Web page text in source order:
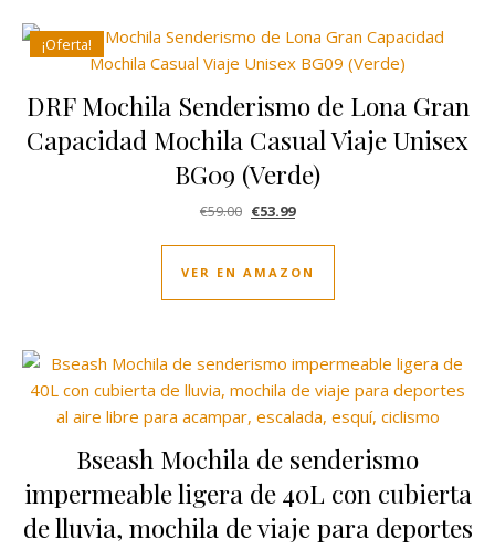
¡Oferta!
DRF Mochila Senderismo de Lona Gran
Capacidad Mochila Casual Viaje Unisex
BG09 (Verde)
€59.00 El precio original era: €59.00.
€53.99El precio actual es: €53.99.
VER EN AMAZON
Bseash Mochila de senderismo
impermeable ligera de 40L con cubierta
de lluvia, mochila de viaje para deportes